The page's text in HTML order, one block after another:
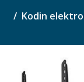
Kodin